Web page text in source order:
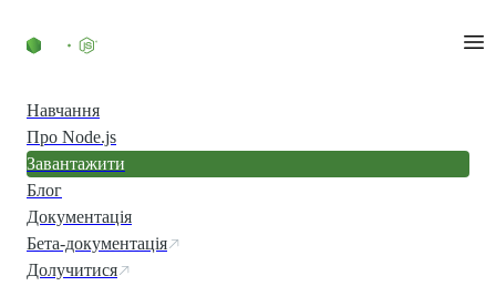
Навчання
Про Node.js
Завантажити
Блог
Документація
Бета-документація
Долучитися